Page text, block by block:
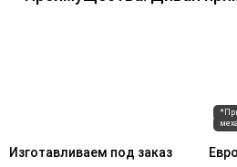
Изготавливаем под заказ